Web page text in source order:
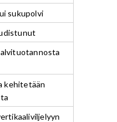
sukupolvi
kehitetään